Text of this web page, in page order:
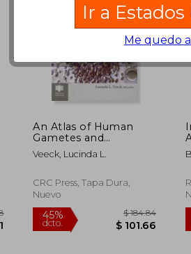
$ 226.80 45%
dcto.
$
An Atlas of Human
Gametes and
Conceptuses: An
Illustrated Reference
Reproductive
Technology (en
Veeck, Lucinda L.
CRC Press, Tapa Dura,
Nuevo
Ir a
Me quedo